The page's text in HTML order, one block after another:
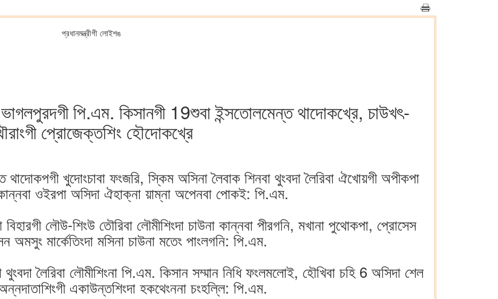
প্রধানমন্ত্রীগী লোইশঙ
ভাগলপুরদগী পি.এম. কিসানগী 19শুবা ইন্সতোলমেন্ত থাদোকখ্রে, চাউখৎ-
প্রোজেক্তশিং হৌদোকখ্রে
খুদোংচাবা ফংজরি, স্কিম অসিনা লৈবাক শিনবা থুংবদা লৈরিবা ঐখোয়গী অপীকপা
ওইরপা অসিদা ঐহাক্না য়াম্না অপেনবা পোকই: পি.এম.
লৌউ-শিংউ তৌরিবা লৌমীশিংদা চাউনা কান্নবা পীরগনি, মখানা পুথোকপা, প্রোসেস
অমসুং মার্কেতিংদা মসিনা চাউনা মতেং পাংলগনি: পি.এম.
লৈরিবা লৌমীশিংনা পি.এম. কিসান সম্মান নিধি ফংলমলোই, হৌখিবা চহি 6 অসিদা শেল
একাউন্তশিংদা হকথেংননা চংহল্লি: পি.এম.